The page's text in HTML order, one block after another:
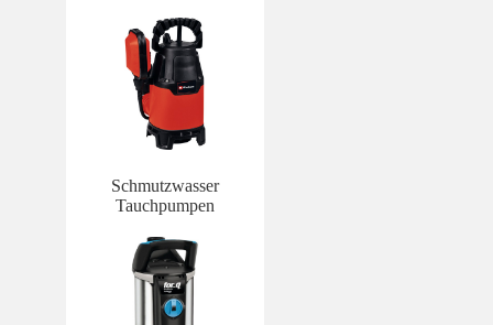
Schmutzwasser
Tauchpumpen